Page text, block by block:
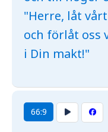
"Herre, låt
och förlåt oss
i Din makt!"
66:9